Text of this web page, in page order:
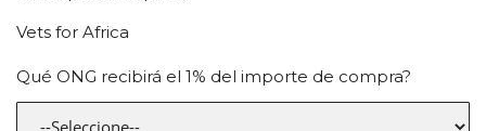
Vets for Africa
Qué ONG recibirá el 1% del importe de compra?